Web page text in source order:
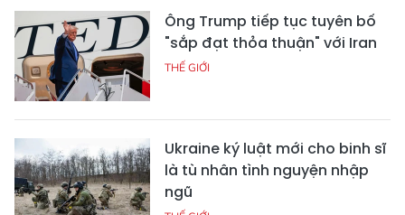
Ông Trump tiếp tục tuyên bố
"sắp đạt thỏa thuận" với Iran
THẾ GIỚI
Ukraine ký luật mới cho binh sĩ
là tù nhân tình nguyện nhập
ngũ